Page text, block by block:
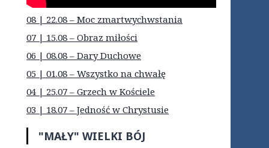
08 | 22.08 – Moc zmartwychwstania
07 | 15.08 – Obraz miłości
06 | 08.08 – Dary Duchowe
05 | 01.08 – Wszystko na chwałę
04 | 25.07 – Grzech w Kościele
03 | 18.07 – Jedność w Chrystusie
"MAŁY" WIELKI BÓJ